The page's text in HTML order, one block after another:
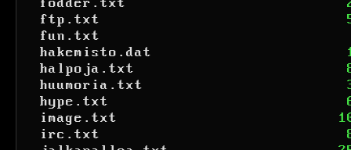
fodder.txt
ftp.txt
fun.txt
hakemisto.dat
halpoja.txt
huumoria.txt
hype.txt
image.txt
irc.txt